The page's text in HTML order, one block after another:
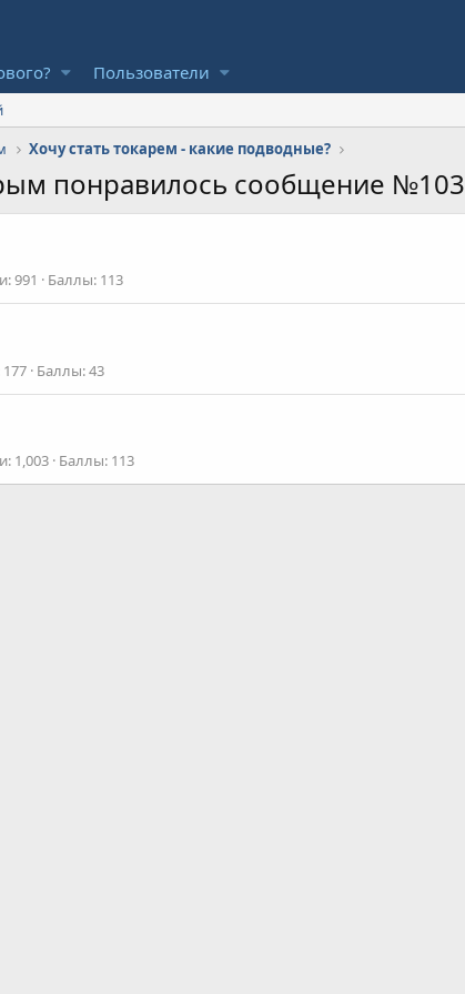
Пользователи
Хочу стать токарем - какие подводные?
понравилось сообщение №103
991 Баллы 113
177 Баллы 43
1,003 Баллы 113